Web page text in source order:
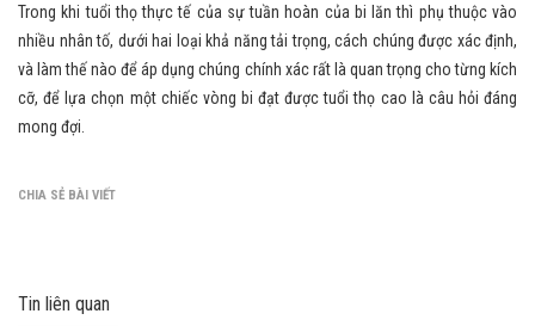
Trong khi tuổi thọ thực tế của sự tuần hoàn của bi lăn thì phụ thuộc vào
nhiều nhân tố, dưới hai loại khả năng tải trọng, cách chúng được xác định,
và làm thế nào để áp dụng chúng chính xác rất là quan trọng cho từng kích
cỡ, để lựa chọn một chiếc vòng bi đạt được tuổi thọ cao là câu hỏi đáng
mong đợi.
CHIA SẺ BÀI VIẾT
Tin liên quan